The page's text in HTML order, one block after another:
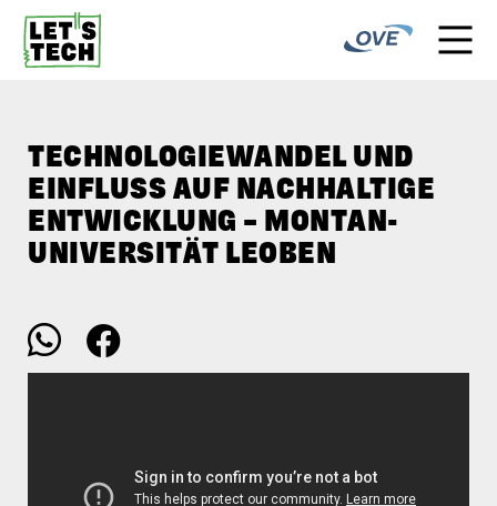
TECH­NOLOGIE­WANDEL UND
EIN­FLUSS AUF NACH­HALTIGE
ENT­WICKLUNG – MONTAN­
UNIVERSITÄT LEOBEN